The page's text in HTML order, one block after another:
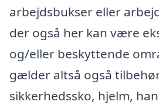
arbejdsbukser eller
der også her kan være
og/eller beskyttende
gælder altså også
sikkerhedssko, hjelm,